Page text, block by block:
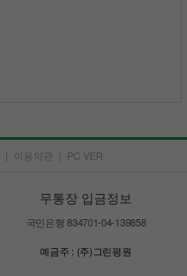
| 이용약관 | PC VER
무통장 입금정보
국민은행 834701-04-139858
예금주 : (주)그린평원